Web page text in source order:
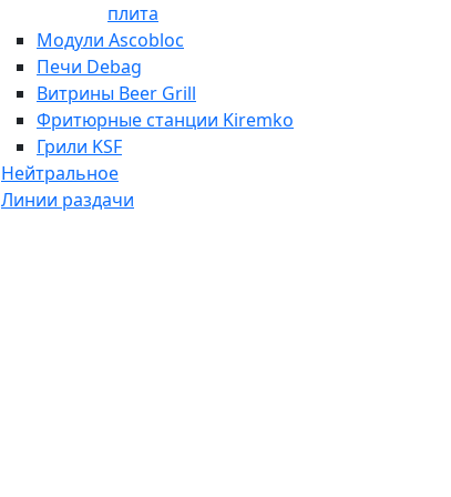
плита
Модули Ascobloc
Печи Debag
Витрины Beer Grill
Фритюрные станции Kiremko
Грили KSF
Нейтральное
Линии раздачи